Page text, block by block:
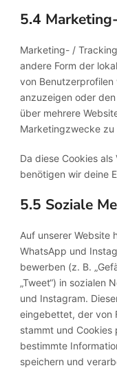
5.4
Marketing- /
andere Form der
von
anzuzeigen oder
über mehrere
Marketingzwecke zu
Da diese Cookies
benötigen wir deine
5.5 Soziale
Auf unserer Website
WhatsApp und
bewerben (z. B.
„Tweet“) in sozialen
und Instagram.
eingebettet, der von
stammt und Cookies
bestimmte
speichern und